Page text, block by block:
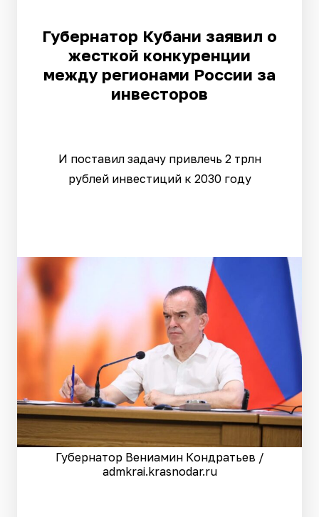
Губернатор Кубани заявил о
жесткой конкуренции
между регионами России за
инвесторов
И поставил задачу привлечь 2 трлн
рублей инвестиций к 2030 году
Губернатор Вениамин Кондратьев /
admkrai.krasnodar.ru